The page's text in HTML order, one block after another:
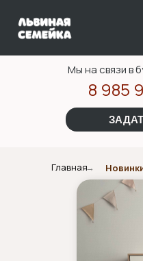
Мы на связи в
8 985
Главная→